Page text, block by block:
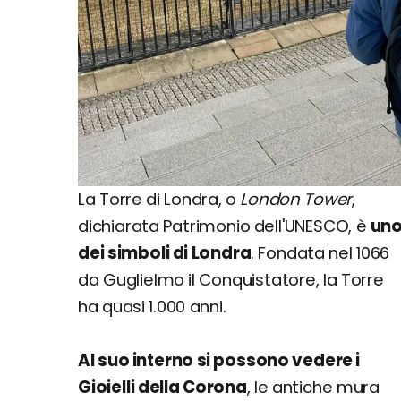
La Torre di Londra, o London Tower,
dichiarata Patrimonio dell'UNESCO, è
dei simboli di Londra. Fondata nel 1066
da Guglielmo il Conquistatore, la Torre
ha quasi 1.000 anni.
Al suo interno si possono vedere i
Gioielli della Corona, le antiche mura